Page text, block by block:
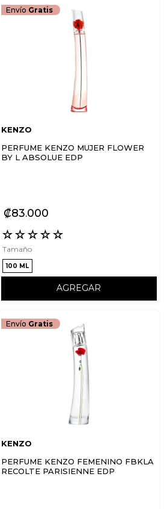
Envío Gratis
KENZO
PERFUME KENZO MUJER FLOWER
BY L ABSOLUE EDP
₡83000
☆☆☆☆☆
Tamaño
100 ML
AGREGAR
Envío Gratis
KENZO
PERFUME KENZO FEMENINO FBKLA
RECOLTE PARISIENNE EDP